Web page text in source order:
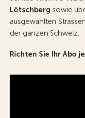
Lötschberg sowie
ausgewählten
der ganzen Schweiz.
Richten Sie Ihr Abo